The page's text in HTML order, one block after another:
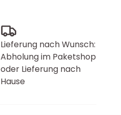
Lieferung nach Wunsch:
Abholung im Paketshop
oder Lieferung nach
Hause